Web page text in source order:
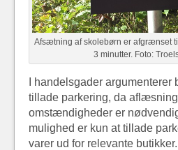
Afsætning af skolebørn er afgrænset
3 minutter. Foto:
I handelsgader
tillade parkering, da
omstændigheder er
mulighed er kun at tillade
varer ud for relevante